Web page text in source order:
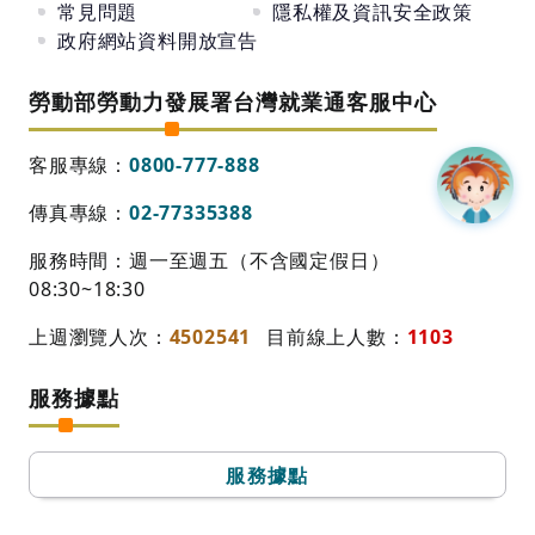
常見問題
隱私權及資訊安全政策
政府網站資料開放宣告
勞動部勞動力發展署台灣就業通客服中心
客服專線： 0800-777-888
傳真專線： 02-77335388
服務時間：週一至週五（不含國定假日）
08:30~18:30
上週瀏覽人次： 4502541 目前線上人數： 1103
服務據點
服務據點